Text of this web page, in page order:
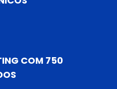
COM 750